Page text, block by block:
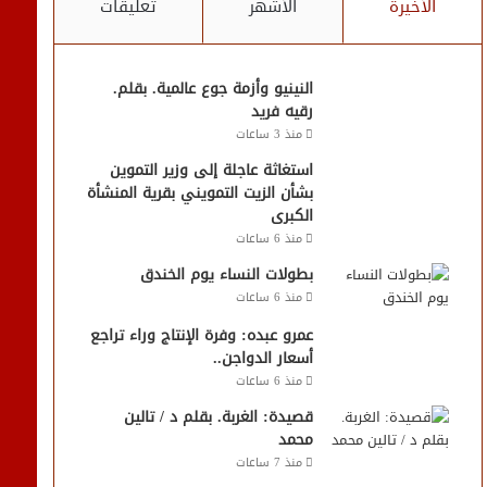
الأخيرة الأشهر تعليقات
النينيو وأزمة جوع عالمية. بقلم.
رقيه فريد
منذ 3 ساعات
استغاثة عاجلة إلى وزير التموين
بشأن الزيت التمويني بقرية المنشأة
الكبرى
منذ 6 ساعات
بطولات النساء يوم الخندق
منذ 6 ساعات
عمرو عبده: وفرة الإنتاج وراء تراجع
أسعار الدواجن..
منذ 6 ساعات
قصيدة: الغربة. بقلم د / تالين
محمد
منذ 7 ساعات